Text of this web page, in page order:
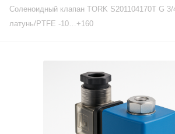
Соленоидный клапан TORK S201104170T G
латунь/PTFE -10…+160